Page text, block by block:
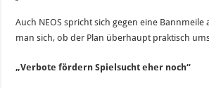
Auch NEOS spricht sich gegen eine Bannmeile
man sich, ob der Plan überhaupt praktisch
„Verbote fördern Spielsucht eher noch“